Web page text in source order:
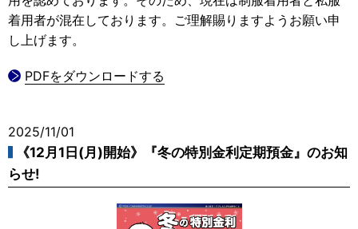
着用者が混在しております。ご理解賜りますようお願い申
し上げます。
PDFをダウンロードする
2025/11/01
《12月1日(月)開始》『冬の特別金利定期預金』のお知
らせ!